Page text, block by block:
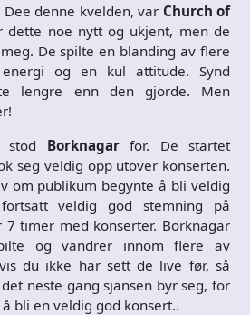
Dee denne kvelden, var Church of
dette noe nytt og ukjent, men de
De spilte en blanding av flere
og en kul attitude. Synd
lengre enn den gjorde. Men
stod Borknagarfor. De startet
seg veldig opp utover konserten.
om publikum begynte å bli veldig
veldig god stemning på
7 timer med konserter. Borknagar
og vandrer innom flere av
du ikke har sett de live før, så
neste gang sjansen byr seg, for
bli en veldig god konsert..